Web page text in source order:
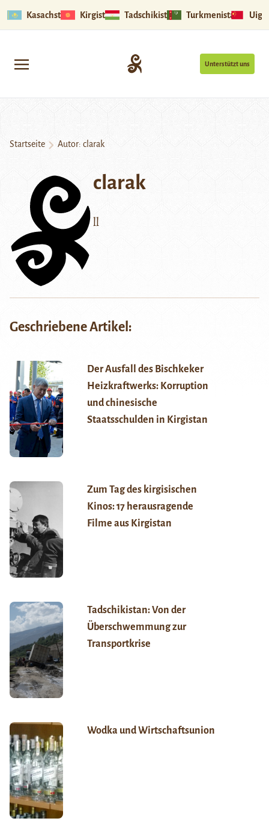
Kasachstan Kirgistan Tadschikistan Turkmenistan
Unterstützt uns
Startseite Autor: clarak
clarak
ll
Geschriebene Artikel:
Der Ausfall des Bischkeker
Heizkraftwerks: Korruption
und chinesische
Staatsschulden in Kirgistan
Zum Tag des kirgisischen
Kinos: 17 herausragende
Filme aus Kirgistan
Tadschikistan: Von der
Überschwemmung zur
Transportkrise
Wodka und Wirtschaftsunion